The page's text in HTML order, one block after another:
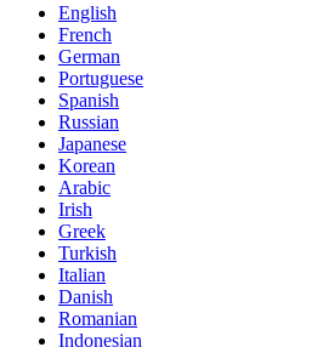
English
French
German
Portuguese
Spanish
Russian
Japanese
Korean
Arabic
Irish
Greek
Turkish
Italian
Danish
Romanian
Indonesian